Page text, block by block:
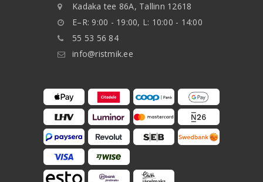
Kadaka tee 86A, Tallinn 12618
E–R: 9:00 - 19:00, L: 10:00 - 14:00
55 53 56 84
info@ristmik.ee